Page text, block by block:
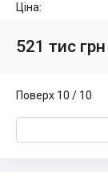
Ціна:
521 тис грн
Поверх 10 / 10